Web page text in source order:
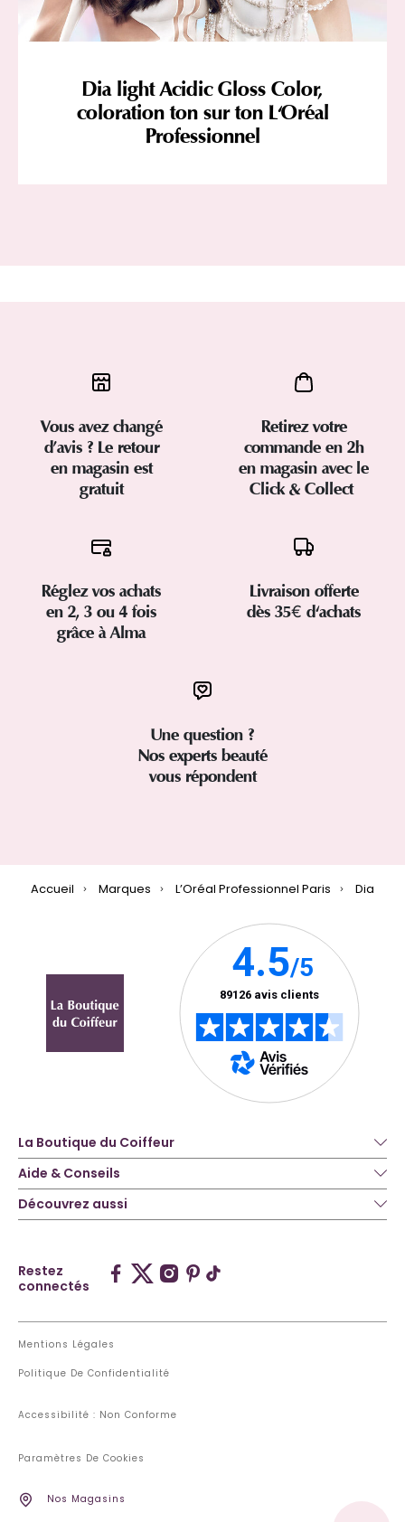
Dia light Acidic Gloss Color,
coloration ton sur ton L'Oréal
Professionnel
Vous avez changé
d’avis ? Le retour
en magasin est
gratuit
Retirez votre
commande en 2h
en magasin avec le
Click & Collect
Réglez vos achats
en 2, 3 ou 4 fois
grâce à Alma
Livraison offerte
dès 35€ d'achats
Une question ?
Nos experts beauté
vous répondent
Accueil Marques L’Oréal Professionnel Paris Dia
La Boutique du Coiffeur
Aide & Conseils
Découvrez aussi
Restez
connectés
Mentions Légales
Politique De Confidentialité
Accessibilité : Non Conforme
Paramètres De Cookies
Nos Magasins